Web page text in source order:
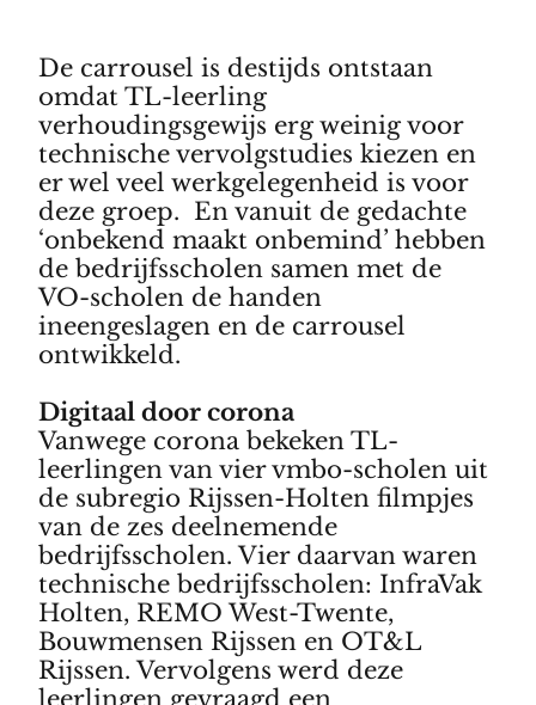
De carrousel is destijds ontstaan
omdat TL-leerling
verhoudingsgewijs erg weinig voor
technische vervolgstudies kiezen en
er wel veel werkgelegenheid is voor
deze groep. En vanuit de gedachte
‘onbekend maakt onbemind’ hebben
de bedrijfsscholen samen met de
VO-scholen de handen
ineengeslagen en de carrousel
ontwikkeld.
Digitaal door corona
Vanwege corona bekeken TL-
leerlingen van vier vmbo-scholen uit
de subregio Rijssen-Holten filmpjes
van de zes deelnemende
bedrijfsscholen. Vier daarvan waren
technische bedrijfsscholen: InfraVak
Holten, REMO West-Twente,
Bouwmensen Rijssen en OT&L
Rijssen. Vervolgens werd deze
leerlingen gevraagd een